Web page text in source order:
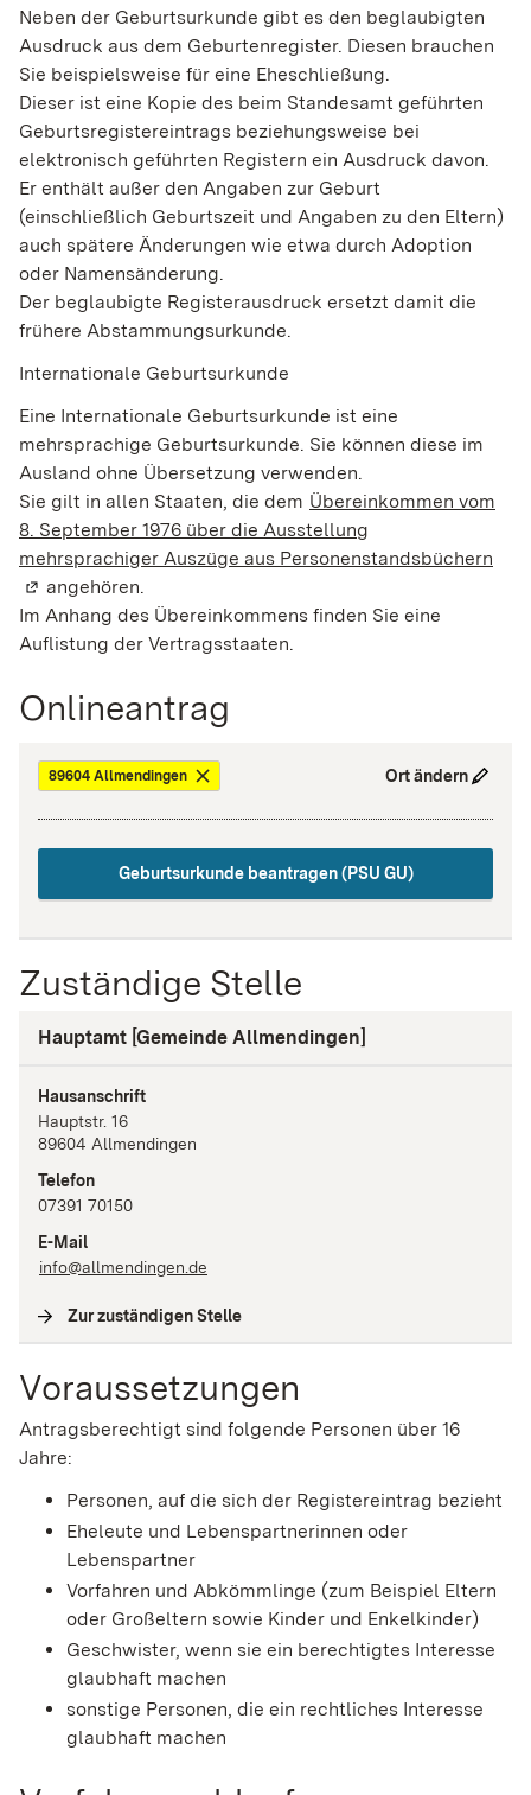
Neben der Geburtsurkunde gibt es den beglaubigten
Ausdruck aus dem Geburtenregister. Diesen brauchen
Sie beispielsweise für eine Eheschließung.
Dieser ist eine Kopie des beim Standesamt geführten
Geburtsregistereintrags beziehungsweise bei
elektronisch geführten Registern ein Ausdruck davon.
Er enthält außer den Angaben zur Geburt
(einschließlich Geburtszeit und Angaben zu den Eltern)
auch spätere Änderungen wie etwa durch Adoption
oder Namensänderung.
Der beglaubigte Registerausdruck ersetzt damit die
frühere Abstammungsurkunde.
Internationale Geburtsurkunde
Eine Internationale Geburtsurkunde ist eine
mehrsprachige Geburtsurkunde. Sie können diese im
Ausland ohne Übersetzung verwenden.
Sie gilt in allen Staaten, die dem Übereinkommen vom
8. September 1976 über die Ausstellung
mehrsprachiger Auszüge aus Personenstandsbüchern
angehören.
Im Anhang des Übereinkommens finden Sie eine
Auflistung der Vertragsstaaten.
Onlineantrag
89604 Allmendingen Ort ändern
Geburtsurkunde beantragen (PSU GU)
Zuständige Stelle
Hauptamt [Gemeinde Allmendingen]
Hausanschrift
Hauptstr. 16
89604 Allmendingen
Telefon
07391 70150
E-Mail
info@allmendingen.de
Zur zuständigen Stelle
Voraussetzungen
Antragsberechtigt sind folgende Personen über 16
Jahre:
Personen, auf die sich der Registereintrag bezieht
Eheleute und Lebenspartnerinnen oder
Lebenspartner
Vorfahren und Abkömmlinge (zum Beispiel Eltern
oder Großeltern sowie Kinder und Enkelkinder)
Geschwister, wenn sie ein berechtigtes Interesse
glaubhaft machen
sonstige Personen, die ein rechtliches Interesse
glaubhaft machen